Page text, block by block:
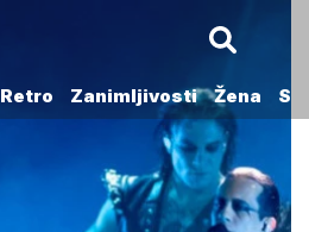
Retro Zanimljivosti Žena